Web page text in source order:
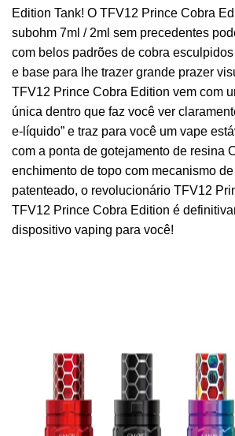
Edition Tank! O TFV12 Prince Cobra
subohm 7ml / 2ml sem precedentes
com belos padrões de cobra
e base para lhe trazer grande prazer
TFV12 Prince Cobra Edition vem com
única dentro que faz você ver
e-líquido” e traz para você um vape
com a ponta de gotejamento de resina
enchimento de topo com mecanismo
patenteado, o revolucionário TFV12
TFV12 Prince Cobra Edition é
dispositivo vaping para você!